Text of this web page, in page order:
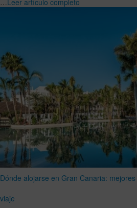
…Leer artículo completo
Dónde alojarse en Gran Canaria:
viaje